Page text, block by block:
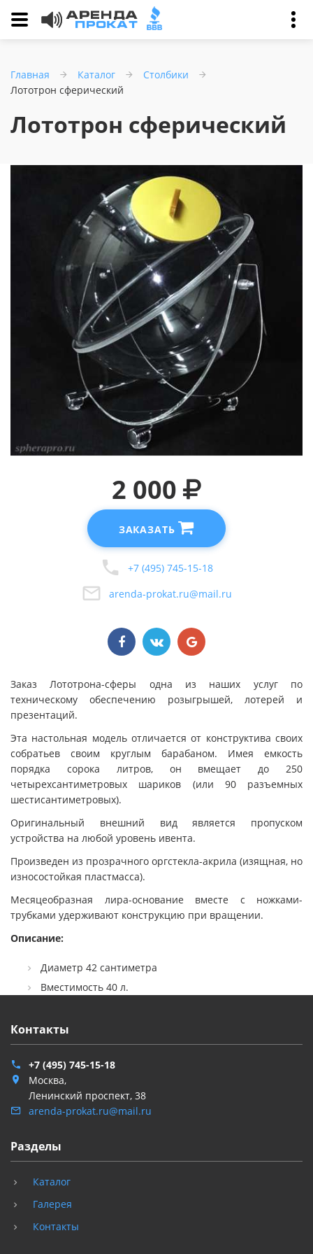
Главная Каталог
Столбики
Лототрон сферический
Лототрон сферический
2 000
ЗАКАЗАТЬ
+7 (495) 745-15-18
arenda-prokat.ru@mail.ru
Заказ Лототрона-сферы одна из наших услуг по
техническому обеспечению розыгрышей, лотерей и
презентаций.
Эта настольная модель отличается от конструктива своих
собратьев своим круглым барабаном. Имея емкость
порядка сорока литров, он вмещает до 250
четырехсантиметровых шариков (или 90 разъемных
шестисантиметровых).
Оригинальный внешний вид является пропуском
устройства на любой уровень ивента.
Произведен из прозрачного оргстекла-акрила (изящная, но
износостойкая пластмасса).
Месяцеобразная лира-основание вместе с ножками-
трубками удерживают конструкцию при вращении.
Описание:
Диаметр 42 сантиметра
Вместимость 40 л.
Контакты
+7 (495) 745-15-18
Москва,
Ленинский проспект, 38
arenda-prokat.ru@mail.ru
Разделы
Каталог
Галерея
Контакты